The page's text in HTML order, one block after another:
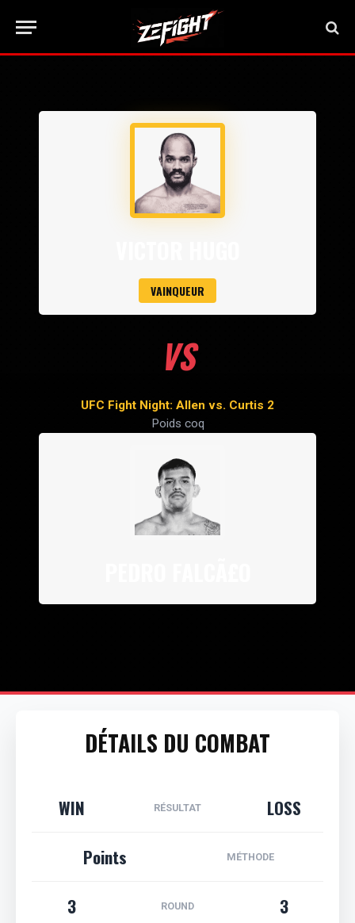
VAINQUEUR
VS
UFC Fight Night: Allen vs. Curtis 2
Poids coq
DÉTAILS DU COMBAT
WIN RÉSULTAT
LOSS
Points
MÉTHODE
3 ROUND
3